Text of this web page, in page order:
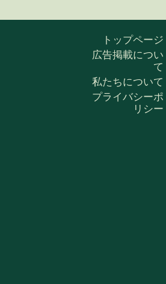
トップページ
広告掲載につい
て
私たちについて
プライバシーポ
リシー